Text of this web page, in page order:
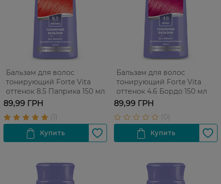
Бальзам для волос
тонирующий Forte Vita
оттенок 8.5 Паприка 150 мл
89,99 ГРН
Бальзам для волос
тонирующий Forte Vita
оттенок 4.6 Бордо 150 мл
89,99 ГРН